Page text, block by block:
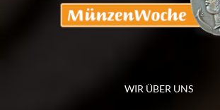
WIR ÜBER UNS